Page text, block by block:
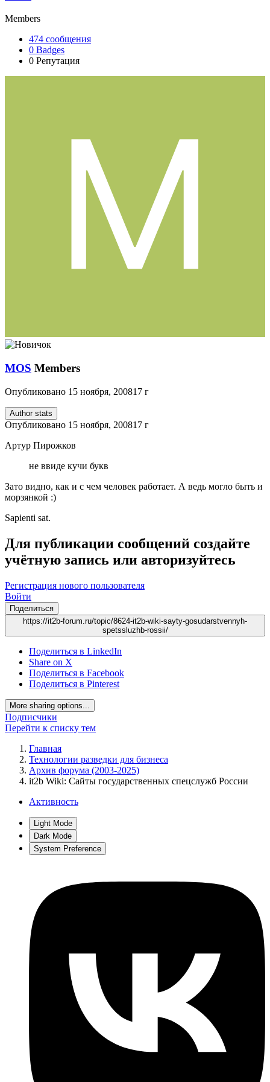
Members
474 сообщения
0 Badges
0 Репутация
MOS Members
Опубликовано 15 ноября, 200817 г
Author stats
Опубликовано 15 ноября, 200817 г
Артур Пирожков
не ввиде кучи букв
Зато видно, как и с чем человек работает. А ведь могло быть и
морзянкой :)
Sapienti sat.
Для публикации сообщений создайте
учётную запись или авторизуйтесь
Регистрация нового пользователя
Войти
Поделиться
https://it2b-forum.ru/topic/8624-it2b-wiki-sayty-gosudarstvennyh-
spetssluzhb-rossii/
Поделиться в LinkedIn
Share on X
Поделиться в Facebook
Поделиться в Pinterest
More sharing options...
Подписчики
Перейти к списку тем
Главная
Технологии разведки для бизнеса
Архив форума (2003-2025)
it2b Wiki: Сайты государственных спецслужб России
Активность
Light Mode
Dark Mode
System Preference